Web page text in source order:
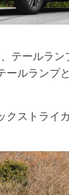
テールラン
ールランプ
ストライ